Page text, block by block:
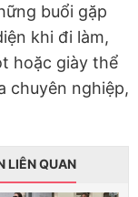
buổi gặp
khi đi làm,
hoặc giày thể
chuyên nghiệp,
LIÊN QUAN